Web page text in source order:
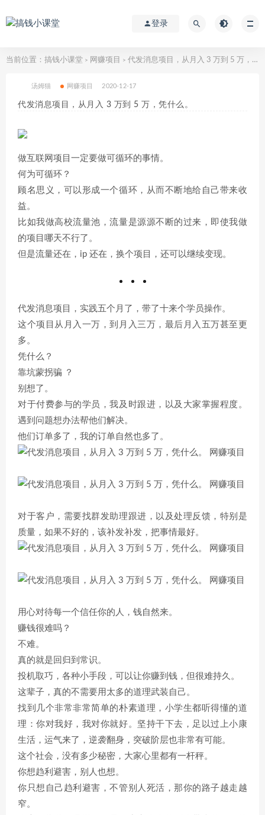
登录
当前位置： 搞钱小课堂 > 网赚项目 > 代发消息项目，从月入 3 万到 5 万，凭什么。
汤姆猫 网赚项目 2020-12-17
代发消息项目，从月入 3 万到 5 万，凭什么。
做互联网项目一定要做可循环的事情。
何为可循环？
顾名思义，可以形成一个循环，从而不断地给自己带来收
益。
比如我做高校流量池，流量是源源不断的过来，即使我做
的项目哪天不行了。
但是流量还在，ip 还在，换个项目，还可以继续变现。
代发消息项目，实践五个月了，带了十来个学员操作。
这个项目从月入一万，到月入三万，最后月入五万甚至更
多。
凭什么？
靠坑蒙拐骗 ？
别想了。
对于付费参与的学员，我及时跟进，以及大家掌握程度。
遇到问题想办法帮他们解决。
他们订单多了，我的订单自然也多了。
对于客户，需要找群发助理跟进，以及处理反馈，特别是
质量，如果不好的，该补发补发，把事情最好。
用心对待每一个信任你的人，钱自然来。
赚钱很难吗？
不难。
真的就是回归到常识。
投机取巧，各种小手段，可以让你赚到钱，但很难持久。
这辈子，真的不需要用太多的道理武装自己。
找到几个非常非常简单的朴素道理，小学生都听得懂的道
理：你对我好，我对你就好。坚持干下去，足以过上小康
生活，运气来了，逆袭翻身，突破阶层也非常有可能。
这个社会，没有多少秘密，大家心里都有一杆秤。
你想趋利避害，别人也想。
你只想自己趋利避害，不管别人死活，那你的路子越走越
窄。